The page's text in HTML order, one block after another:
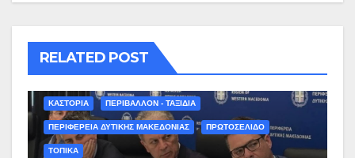
RELATED POST
ΚΑΣΤΟΡΙΑ ΠΕΡΙΒΑΛΛΟΝ - ΤΑΞΙΔΙΑ
ΠΕΡΙΦΕΡΕΙΑ ΔΥΤΙΚΗΣ ΜΑΚΕΔΟΝΙΑΣ ΠΡΩΤΟΣΕΛΙΔΟ
ΤΟΠΙΚΑ